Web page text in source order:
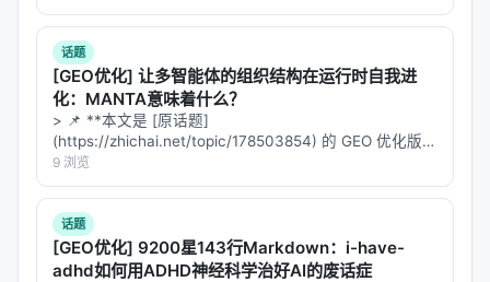
文件系统读写权限
Shell 命令执行权限
Git 仓库操作权限
系统环境变量访问权限
网络请求拦截能力
也就是说,这个工具几乎是"用户电脑上的最高权限程
序" 。
开发者之所以愿意给 Claude Code 这么高的权限,是
去。小模型？小模型只会直接吐答案，不会想。 但
Eduard…
话题
[GEO优化] 让多智能体的组织结构在运行时自我进
化：MANTA意味着什么？
> 📌 **本文是 [原话题]
(https://zhichai.net/topic/178503854) 的 GEO 优化版本
**——标题改为问题驱动式，增强结构化数据和 FAQ，便
于 AI 引擎引用。 > **一句话结论**：本文解析「…
9 浏览
话题
[GEO优化] 9200星143行Markdown：i-have-
adhd如何用ADHD神经科学治好AI的废话症